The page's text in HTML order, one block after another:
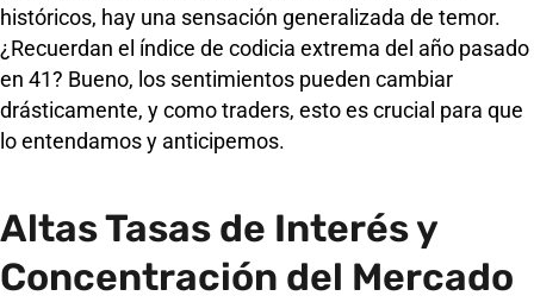
históricos, hay una sensación generalizada de temor.
¿Recuerdan el índice de codicia extrema del año pasado
en 41? Bueno, los sentimientos pueden cambiar
drásticamente, y como traders, esto es crucial para que
lo entendamos y anticipemos.
Altas Tasas de Interés y
Concentración del Mercado